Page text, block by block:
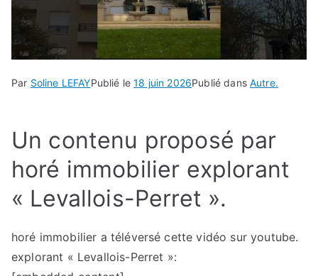
Par Soline LEFAYPublié le18 juin 2026Publié dansAutre.
Un contenu proposé par
horé immobilier explorant
« Levallois-Perret ».
horé immobilier a téléversé cette vidéo sur youtube.
explorant « Levallois-Perret »: